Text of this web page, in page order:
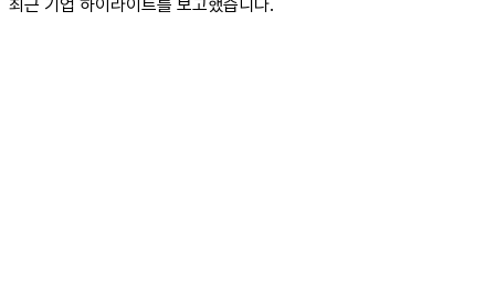
최근 기업 하이라이트를 보고했습니다.